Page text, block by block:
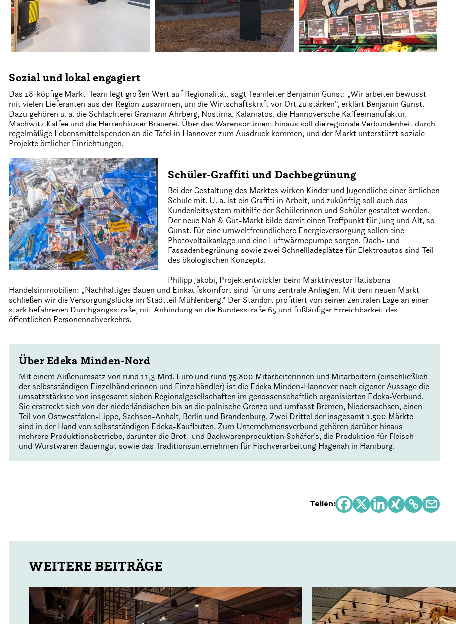
Sozial und lokal engagiert
Das 18-köpfige Markt-Team legt großen Wert auf Regionalität, sagt Teamleiter Benjamin Gunst: „Wir arbeiten bewusst
mit vielen Lieferanten aus der Region zusammen, um die Wirtschaftskraft vor Ort zu stärken“, erklärt Benjamin Gunst.
Dazu gehören u. a. die Schlachterei Gramann Ahrberg, Nostima, Kalamatos, die Hannoversche Kaffeemanufaktur,
Machwitz Kaffee und die Herrenhäuser Brauerei. Über das Warensortiment hinaus soll die regionale Verbundenheit durch
regelmäßige Lebensmittelspenden an die Tafel in Hannover zum Ausdruck kommen, und der Markt unterstützt soziale
Projekte örtlicher Einrichtungen.
Schüler-Graffiti und Dachbegrünung
Bei der Gestaltung des Marktes wirken Kinder und Jugendliche einer örtlichen
Schule mit. U. a. ist ein Graffiti in Arbeit, und zukünftig soll auch das
Kundenleitsystem mithilfe der Schülerinnen und Schüler gestaltet werden.
Der neue Nah & Gut-Markt bilde damit einen Treffpunkt für Jung und Alt, so
Gunst. Für eine umweltfreundlichere Energieversorgung sollen eine
Photovoltaikanlage und eine Luftwärmepumpe sorgen. Dach- und
Fassadenbegrünung sowie zwei Schnellladeplätze für Elektroautos sind Teil
des ökologischen Konzepts.
Philipp Jakobi, Projektentwickler beim Marktinvestor Ratisbona
Handelsimmobilien: „Nachhaltiges Bauen und Einkaufskomfort sind für uns zentrale Anliegen. Mit dem neuen Markt
schließen wir die Versorgungslücke im Stadtteil Mühlenberg.“ Der Standort profitiert von seiner zentralen Lage an einer
stark befahrenen Durchgangsstraße, mit Anbindung an die Bundesstraße 65 und fußläufiger Erreichbarkeit des
öffentlichen Personennahverkehrs.
Über Edeka Minden-Nord
Mit einem Außenumsatz von rund 11,3 Mrd. Euro und rund 75.800 Mitarbeiterinnen und Mitarbeitern (einschließlich
der selbstständigen Einzelhändlerinnen und Einzelhändler) ist die Edeka Minden-Hannover nach eigener Aussage die
umsatzstärkste von insgesamt sieben Regionalgesellschaften im genossenschaftlich organisierten Edeka-Verbund.
Sie erstreckt sich von der niederländischen bis an die polnische Grenze und umfasst Bremen, Niedersachsen, einen
Teil von Ostwestfalen-Lippe, Sachsen-Anhalt, Berlin und Brandenburg. Zwei Drittel der insgesamt 1.500 Märkte
sind in der Hand von selbstständigen Edeka-Kaufleuten. Zum Unternehmensverbund gehören darüber hinaus
mehrere Produktionsbetriebe, darunter die Brot- und Backwarenproduktion Schäfer’s, die Produktion für Fleisch-
und Wurstwaren Bauerngut sowie das Traditionsunternehmen für Fischverarbeitung Hagenah in Hamburg.
Teilen: